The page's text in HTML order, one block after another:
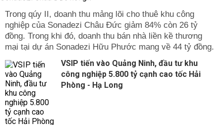
Trong qúy II, doanh thu mảng lõi cho thuê khu công
nghiệp của Sonadezi Châu Đức giảm 84% còn 26 tỷ
đồng. Trong khi đó, doanh thu bán nhà liền kề thương
mại tại dự án Sonadezi Hữu Phước mang về 44 tỷ đồng.
VSIP tiến vào Quảng Ninh, đầu tư khu
công nghiệp 5.800 tỷ cạnh cao tốc Hải
Phòng - Hạ Long